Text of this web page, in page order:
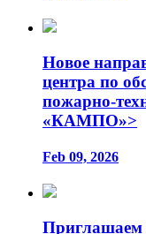
Новое
центра по
пожарно-
«КАМПО»>
Feb 09, 2026
Приглашаем